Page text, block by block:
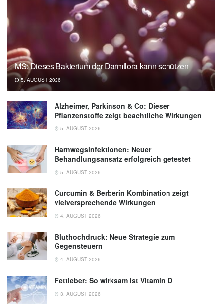
MS: Dieses Bakterium der Darmflora kann schützen
5. AUGUST 2026
Alzheimer, Parkinson & Co: Dieser
Pflanzenstoffe zeigt beachtliche Wirkungen
5. AUGUST 2026
Harnwegsinfektionen: Neuer
Behandlungsansatz erfolgreich getestet
5. AUGUST 2026
Curcumin & Berberin Kombination zeigt
vielversprechende Wirkungen
4. AUGUST 2026
Bluthochdruck: Neue Strategie zum
Gegensteuern
4. AUGUST 2026
Fettleber: So wirksam ist Vitamin D
3. AUGUST 2026